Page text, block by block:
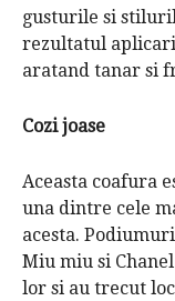
gusturile si
rezultatul
aratand tanar si
Cozi joase
Aceasta coafura
una dintre cele
acesta.
Miu miu si
lor si au trecut